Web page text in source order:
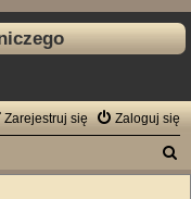
Zaloguj się
Zarejestruj się